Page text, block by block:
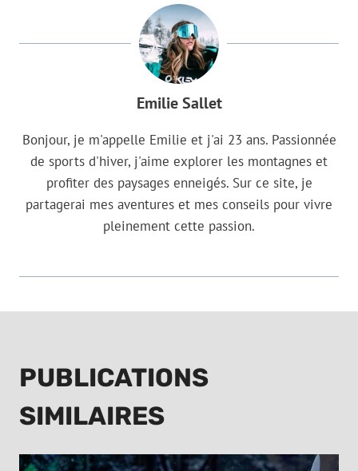
Emilie Sallet
Bonjour, je m'appelle Emilie et j'ai 23 ans. Passionnée
de sports d'hiver, j'aime explorer les montagnes et
profiter des paysages enneigés. Sur ce site, je
partagerai mes aventures et mes conseils pour vivre
pleinement cette passion.
PUBLICATIONS
SIMILAIRES